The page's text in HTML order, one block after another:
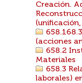
Creación.
(acciones
658.2
Materiales
658.3
laborales)